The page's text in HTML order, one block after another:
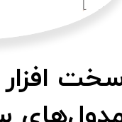
افزار